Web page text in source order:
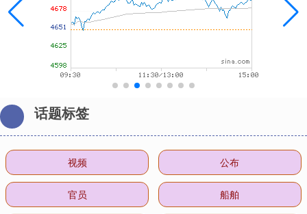
话题标签
视频 公布
官员 船舶